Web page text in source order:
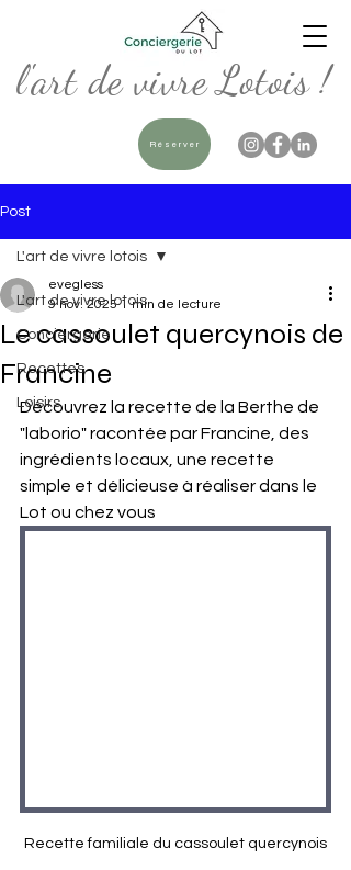
l'art de vivre Lotois !
Réserver
Post
L'art de vivre lotois
Conciergerie
Recettes
Loisirs
L'art de vivre lotois
Le cassoulet quercynois de
Francine
evegless
9 nov. 2025 1 min de lecture
Découvrez la recette de la Berthe de
"laborio" racontée par Francine, des
ingrédients locaux, une recette
simple et délicieuse à réaliser dans le
Lot ou chez vous
Recette familiale du cassoulet quercynois